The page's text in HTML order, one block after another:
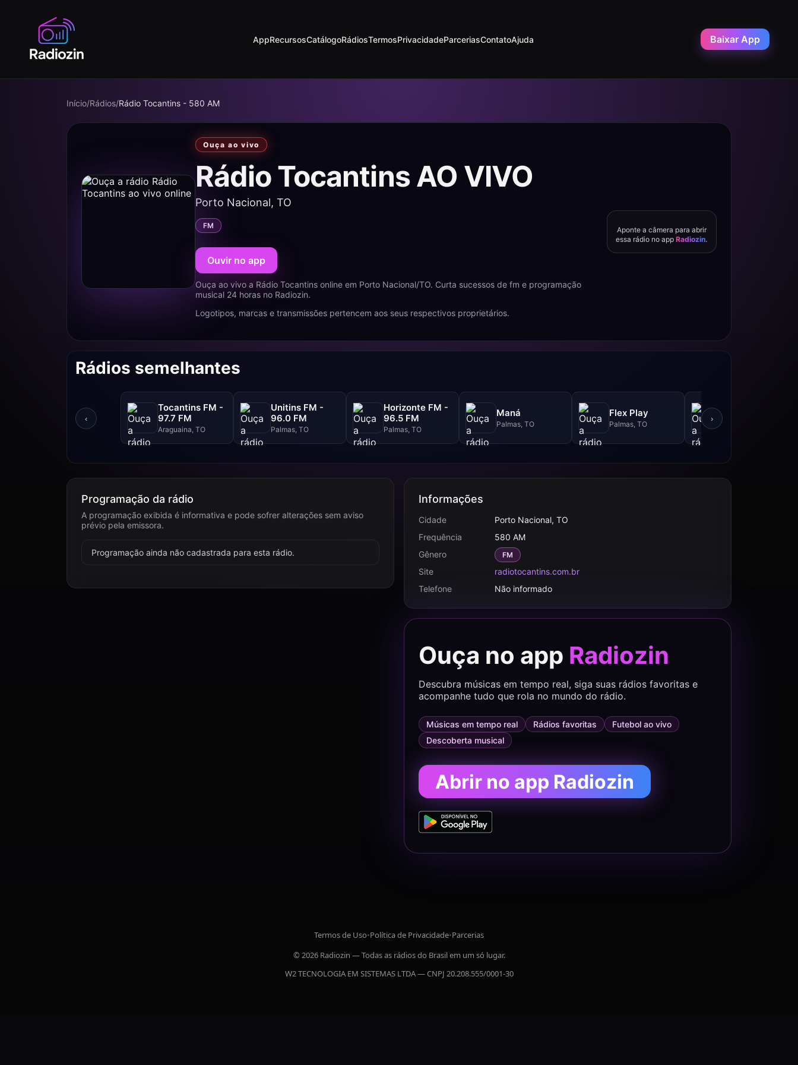
AppRecursosCatálogoRádiosTermosPrivacidadeParceriasContatoAjuda Baixar App
Início/Rádios/Rádio Tocantins - 580 AM
Ouça ao vivo
Rádio Tocantins AO VIVO
Porto Nacional, TO
FM
Ouvir no app
Ouça ao vivo a Rádio Tocantins online em Porto Nacional/TO. Curta sucessos de fm e programação
musical 24 horas no Radiozin.
Logotipos, marcas e transmissões pertencem aos seus respectivos proprietários.
Aponte a câmera para abrir
essa rádio no appRadiozin.
Rádios semelhantes
‹
Tocantins FM -
97.7 FM
Araguaina, TO
Unitins FM -
96.0 FM
Palmas, TO
Horizonte FM -
96.5 FM
Palmas, TO
Maná
Palmas, TO
Flex Play
Palmas, TO
90.5 FM
›
Programação da rádio
A programação exibida é informativa e pode sofrer alterações sem aviso
prévio pela emissora.
Programação ainda não cadastrada para esta rádio.
Informações
Cidade
Porto Nacional, TO
Frequência
580 AM
Gênero
FM
Site
radiotocantins.com.br
Telefone
Não informado
Ouça no app Radiozin
Descubra músicas em tempo real, siga suas rádios favoritas e
acompanhe tudo que rola no mundo do rádio.
Músicas em tempo real Rádios favoritas
Futebol ao vivo
Descoberta musical
Abrir no app Radiozin
Termos de Uso•Política de Privacidade•Parcerias
© 2026 Radiozin — Todas as rádios do Brasil em um só lugar.
W2 TECNOLOGIA EM SISTEMAS LTDA — CNPJ 20.208.555/0001-30